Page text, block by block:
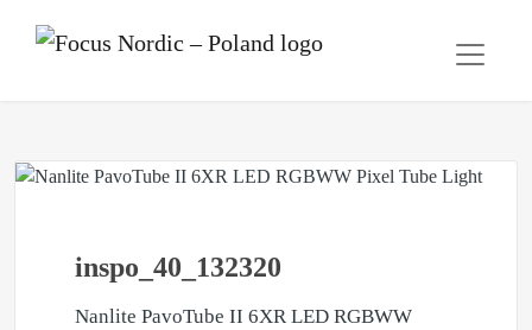
inspo_40_132320
Nanlite PavoTube II 6XR LED RGBWW